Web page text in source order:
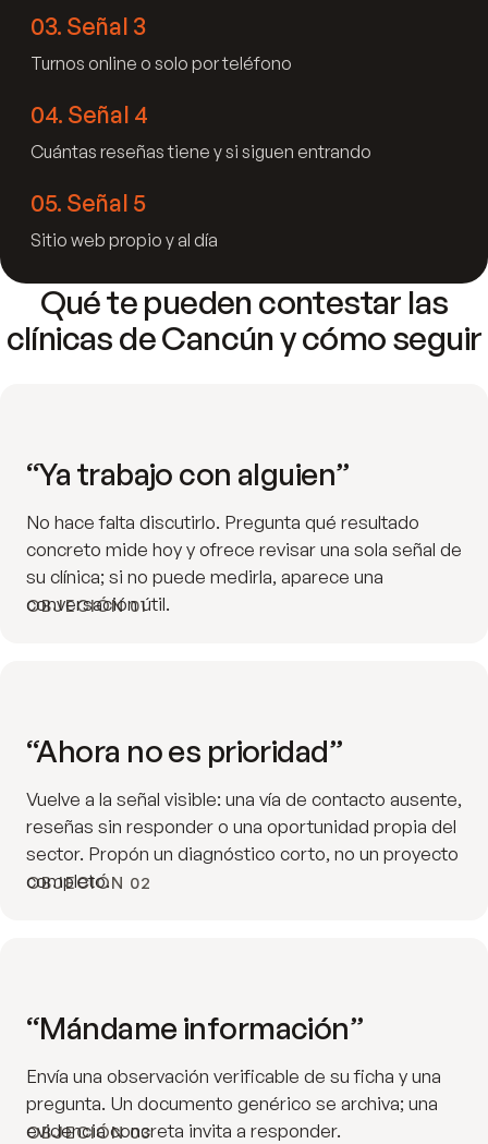
03. Señal 3
Turnos online o solo por teléfono
04. Señal 4
Cuántas reseñas tiene y si siguen entrando
05. Señal 5
Sitio web propio y al día
Qué te pueden contestar las
clínicas de Cancún y cómo seguir
OBJECIÓN 01
“Ya trabajo con alguien”
No hace falta discutirlo. Pregunta qué resultado
concreto mide hoy y ofrece revisar una sola señal de
su clínica; si no puede medirla, aparece una
conversación útil.
OBJECIÓN 02
“Ahora no es prioridad”
Vuelve a la señal visible: una vía de contacto ausente,
reseñas sin responder o una oportunidad propia del
sector. Propón un diagnóstico corto, no un proyecto
completo.
OBJECIÓN 03
“Mándame información”
Envía una observación verificable de su ficha y una
pregunta. Un documento genérico se archiva; una
evidencia concreta invita a responder.